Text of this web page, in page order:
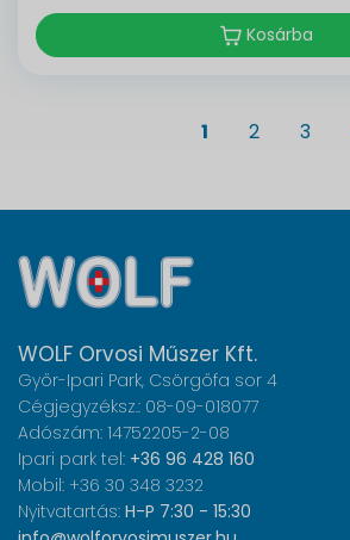
Kosárba
1 2 3
WOLF Orvosi Műszer Kft.
Győr-Ipari Park, Csörgőfa sor 4
Cégjegyzéksz.: 08-09-018077
Adószám: 14752205-2-08
Ipari park tel: +36 96 428 160
Mobil: +36 30 348 3232
Nyitvatartás: H-P 7:30 - 15:30